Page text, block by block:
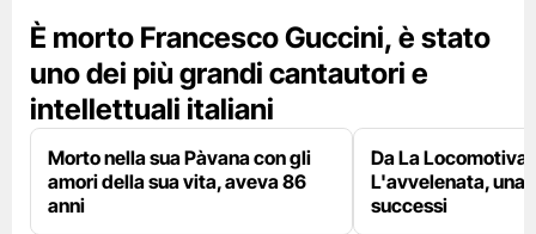
È morto Francesco Guccini, è stato
uno dei più grandi cantautori e
intellettuali italiani
Morto nella sua Pàvana con gli
amori della sua vita, aveva 86
anni
Da La Locomotiva
L'avvelenata, una
successi